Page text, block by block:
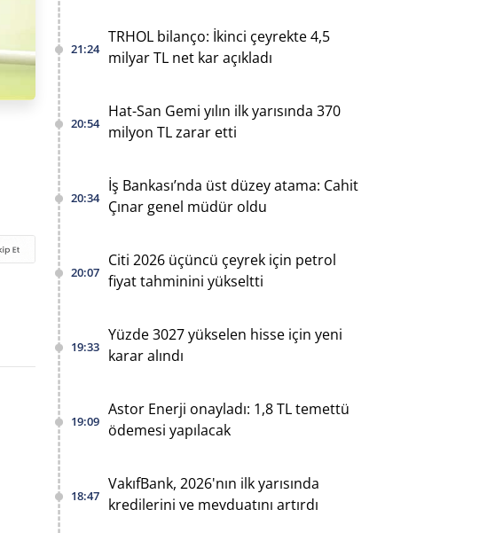
21:24
TRHOL bilanço: İkinci çeyrekte 4,5
milyar TL net kar açıkladı
20:54
Hat-San Gemi yılın ilk yarısında 370
milyon TL zarar etti
20:34
İş Bankası’nda üst düzey atama: Cahit
Çınar genel müdür oldu
20:07
Citi 2026 üçüncü çeyrek için petrol
fiyat tahminini yükseltti
19:33
Yüzde 3027 yükselen hisse için yeni
karar alındı
19:09
Astor Enerji onayladı: 1,8 TL temettü
ödemesi yapılacak
18:47
VakıfBank, 2026'nın ilk yarısında
kredilerini ve mevduatını artırdı